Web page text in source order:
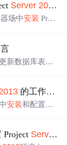
Server 2013
场中安装 Proje
务、注册管理
新数据库表中
的工作流
安装和配置Sh
置，以及服务账
Project Server